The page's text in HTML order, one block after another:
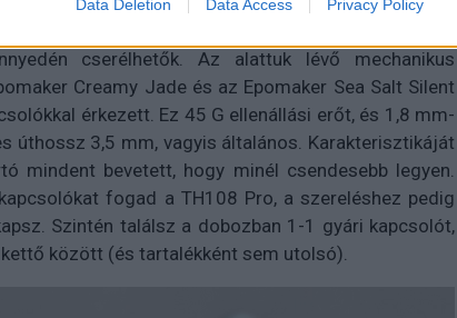
Data Deletion Data Access Privacy Policy
támogatása, és ezúttal sincsen ez másként. A
cserélhetők. Az alattuk lévő mechanikus
Creamy Jade és az Epomaker Sea Salt Silent
érkezett. Ez 45 G ellenállási erőt, és 1,8 mm-
úthossz 3,5 mm, vagyis általános. Karakterisztikáját
mindent bevetett, hogy minél csendesebb legyen.
fogad a TH108 Pro, a szereléshez pedig
Szintén találsz a dobozban 1-1 gyári kapcsolót,
között (és tartalékként sem utolsó).